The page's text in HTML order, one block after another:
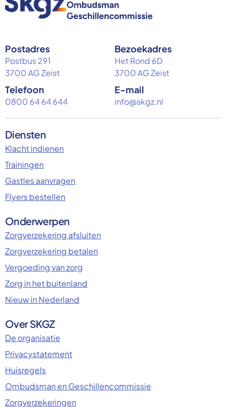
Postadres
Postbus 291
3700 AG Zeist
Bezoekadres
Het Rond 6D
3700 AG Zeist
Telefoon
0800 64 64 644
E-mail
info@skgz.nl
Diensten
Klacht indienen
Trainingen
Gastles aanvragen
Flyers bestellen
Onderwerpen
Zorgverzekering afsluiten
Zorgverzekering betalen
Vergoeding van zorg
Zorg in het buitenland
Nieuw in Nederland
Over SKGZ
De organisatie
Privacystatement
Huisregels
Ombudsman en Geschillencommissie
Zorgverzekeringen